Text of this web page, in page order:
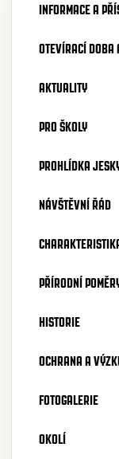
INFORMACE A
OTEVÍRACÍ DOBA
AKTUALITY
PRO ŠKOLY
PROHLÍDKA
NÁVŠTĚVNÍ ŘÁD
PŘÍRODNÍ
HISTORIE
OCHRANA A
FOTOGALERIE
OKOLÍ